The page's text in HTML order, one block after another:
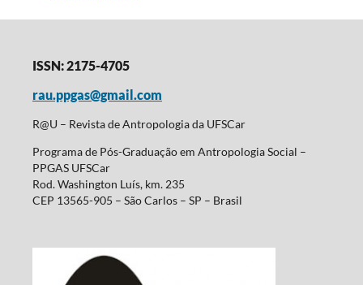
ISSN: 2175-4705
rau.ppgas@gmail.com
R@U – Revista de Antropologia da UFSCar
Programa de Pós-Graduação em Antropologia Social –
PPGAS UFSCar
Rod. Washington Luís, km. 235
CEP 13565-905 – São Carlos – SP – Brasil